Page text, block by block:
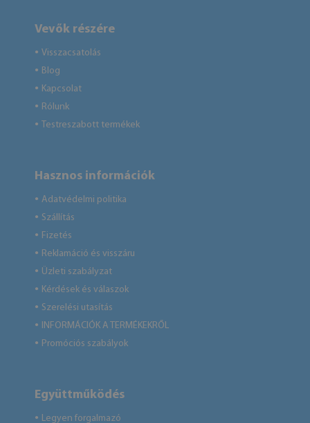
Vevők részére
● Visszacsatolás
● Blog
● Kapcsolat
● Rólunk
● Testreszabott termékek
Hasznos információk
● Adatvédelmi politika
● Szállítás
● Fizetés
● Reklamáció és visszáru
● Üzleti szabályzat
● Kérdések és válaszok
● Szerelési utasítás
● INFORMÁCIÓK A TERMÉKEKRŐL
● Promóciós szabályok
Együttműködés
● Legyen forgalmazó